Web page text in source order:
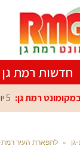
חדשות רמת גן
רמת גן: 5 יולי, 2026
» לתפארת העיר רמת-